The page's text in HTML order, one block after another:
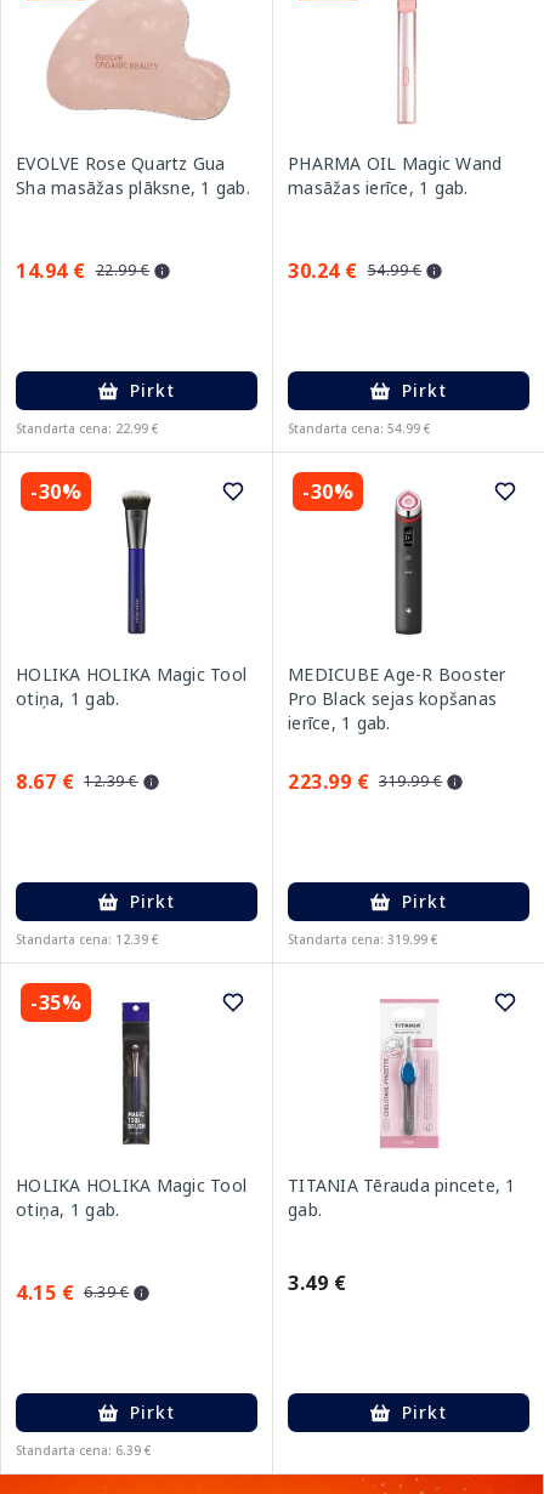
EVOLVE Rose Quartz Gua
Sha masāžas plāksne, 1 gab.
14.94 € 22.99 €
Pirkt
Standarta cena: 22.99 €
PHARMA OIL Magic Wand
masāžas ierīce, 1 gab.
30.24 € 54.99 €
Pirkt
Standarta cena: 54.99 €
-30%
HOLIKA HOLIKA Magic Tool
otiņa, 1 gab.
8.67 € 12.39 €
Pirkt
Standarta cena: 12.39 €
-30%
MEDICUBE Age-R Booster
Pro Black sejas kopšanas
ierīce, 1 gab.
223.99 € 319.99 €
Pirkt
Standarta cena: 319.99 €
-35%
HOLIKA HOLIKA Magic Tool
otiņa, 1 gab.
4.15 € 6.39 €
Pirkt
Standarta cena: 6.39 €
TITANIA Tērauda pincete, 1
gab.
3.49 €
Pirkt